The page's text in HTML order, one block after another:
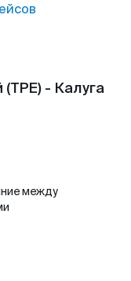
- Калуга
между